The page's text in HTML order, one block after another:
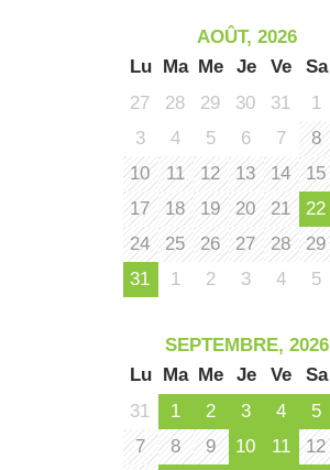
AOÛT, 2026
Lu
Ma Me Je Ve Sa
27
28 29 30 31 1
3
4 5 6 7 8
10
11 12 13 14 15
17
18 19 20 21 22
24
25 26 27 28 29
31
1 2 3 4 5
SEPTEMBRE, 2026
Lu
Ma Me Je Ve Sa
31
1 2 3 4 5
7
8 9 10 11 12